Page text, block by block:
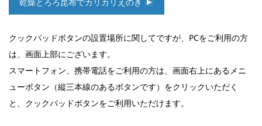
クックパッドボタンの設置場所に関してですが、PCをご利用の方
は、画面上部にございます。
スマートフォン、携帯電話をご利用の方は、画面右上にあるメニ
ューボタン（縦三本線のあるボタンです）をクリックいただく
と、クックパッドボタンをご利用いただけます。